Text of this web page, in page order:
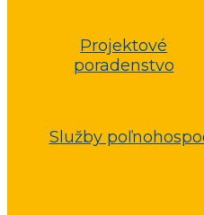
Projektové
poradenstvo
Služby